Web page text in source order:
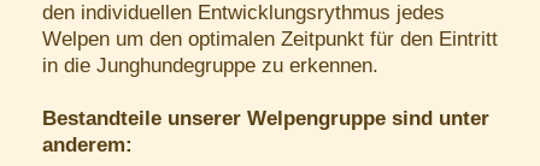
den individuellen Entwicklungsrythmus jedes
Welpen um den optimalen Zeitpunkt für den Eintritt
in die Junghundegruppe zu erkennen.
Bestandteile unserer Welpengruppe sind unter
anderem: